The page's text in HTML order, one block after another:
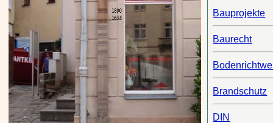
Bauprojekte
Baurecht
Brandschutz
DIN